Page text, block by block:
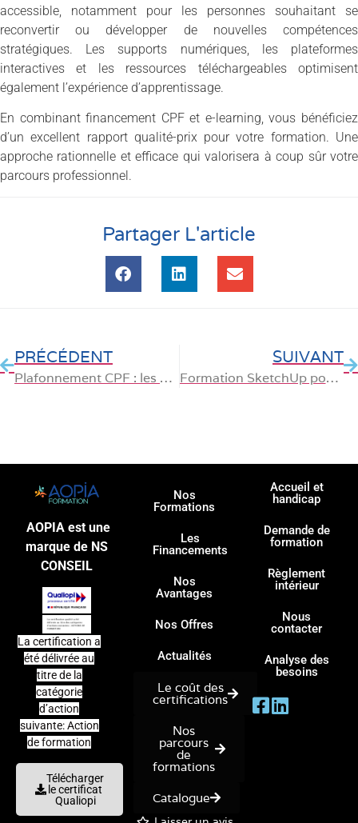
accessible, notamment pour les personnes souhaitant se
reconvertir ou développer de nouvelles compétences
stratégiques. Les supports numériques, les plateformes
interactives et les ressources téléchargeables optimisent
également l’expérience d’apprentissage.
En combinant financement CPF et e-learning, vous bénéficiez
d’un excellent rapport qualité-prix pour votre formation. Une
approche rationnelle et efficace qui valorisera à coup sûr votre
parcours professionnel.
Partager L'article
PRÉCÉDENT
Plafonnement CPF : les changements annoncés pour 2026
SUIVANT
Formation SketchUp pour décorateurs : tendances outdoor du printemps
AOPIA est une
marque de NS
CONSEIL
La certification a
été délivrée au
titre de la
catégorie
d’action
suivante: Action
de formation
Télécharger
le certificat
Qualiopi
Nos
Formations
Les
Financements
Nos
Avantages
Nos Offres
Actualités
Le coût des
certifications
Nos
parcours
de
formations
Catalogue
Accueil et
handicap
Demande de
formation
Règlement
intérieur
Nous
contacter
Analyse des
besoins